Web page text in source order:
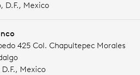
D.F., Mexico
425 Col. Chapultepec Morales
D.F., Mexico